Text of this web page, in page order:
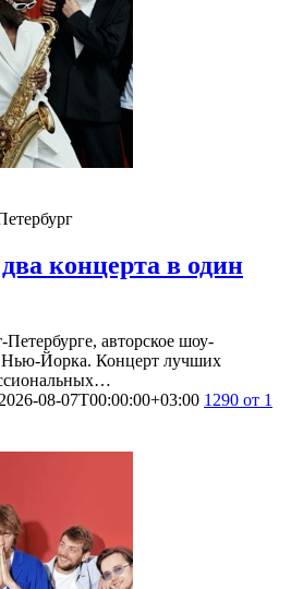
концерта в один
авторское шоу-
Нью-Йорка. Концерт лучших
2026-08-07T00:00:00+03:00 1290 от 1